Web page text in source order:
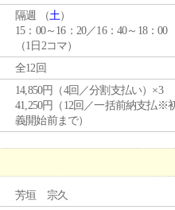
隔週 （土）
15：00～16：20／16：40～18：00
（1日2コマ）
全12回
14,850円（4回／分割支払い）×3
41,250円（12回／一括前納支払※
義開始前まで）
芳垣 宗久